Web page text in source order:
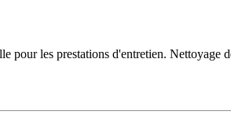
pour les prestations d'entretien.